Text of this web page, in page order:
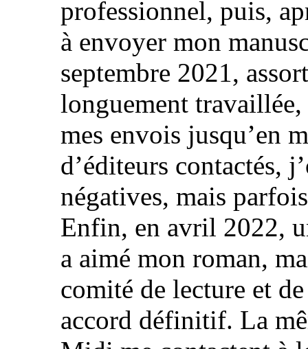
professionnel, puis,
à envoyer mon
septembre 2021,
longuement travaillée,
mes envois jusqu’en
d’éditeurs contactés,
négatives, mais
Enfin, en avril 2022,
a aimé mon roman,
comité de lecture et
accord définitif. La